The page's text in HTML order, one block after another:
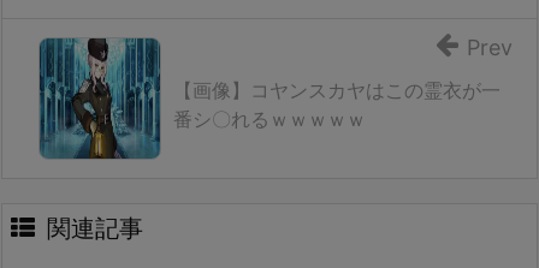
【画像】コヤンスカヤはこの霊衣が一
番シ〇れるｗｗｗｗｗ
Prev
関連記事